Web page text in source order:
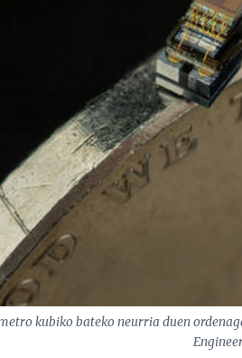
kubiko bateko neurria duen